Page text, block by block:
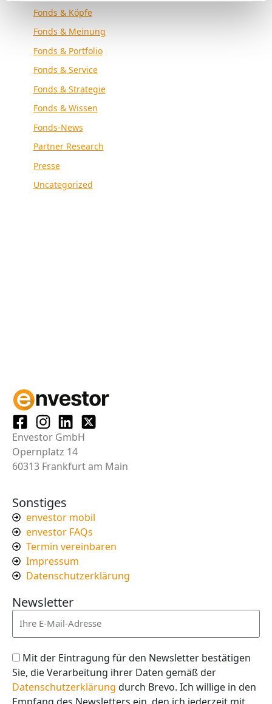
Fonds & Köpfe
Fonds & Meinung
Fonds & Portfolio
Fonds & Service
Fonds & Strategie
Fonds & Wissen
Fonds-News
Partner Research
Presse
Uncategorized
Envestor GmbH
Opernplatz 14
60313 Frankfurt am Main
Sonstiges
envestor mobil
envestor FAQs
Termin vereinbaren
Impressum
Datenschutzerklärung
Newsletter
Mit der Eintragung für den Newsletter bestätigen
Sie, die Verarbeitung ihrer Daten gemäß der
Datenschutzerklärung durch Brevo. Ich willige in den
Empfang des Newsletters ein, den ich jederzeit mit